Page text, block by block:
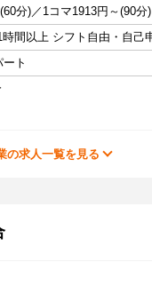
(60分)／1コマ1913円～(90
間以上 シフト自由・自己
ト
の求人一覧を見る